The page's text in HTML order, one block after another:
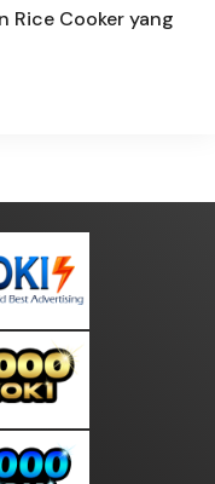
Rice Cooker yang